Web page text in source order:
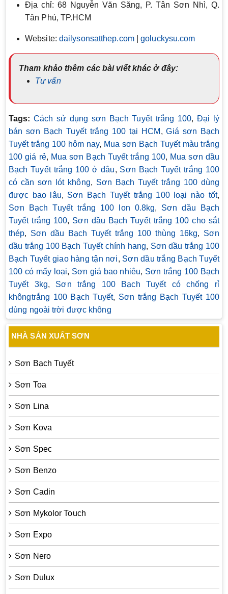
Địa chỉ: 68 Nguyễn Văn Săng, P. Tân Sơn Nhì, Q.
Tân Phú, TP.HCM
Website: dailysonsatthep.com|goluckysu.com
Tham khảo thêm các bài viết khác ở đây:
Tư vấn
Tags: Cách sử dụng sơn Bạch Tuyết trắng 100, Đại lý
bán sơn Bạch Tuyết trắng 100 tại HCM ,Giá sơn Bạch
Tuyết trắng 100 hôm nay, Mua sơn Bạch Tuyết màu trắng
100 giá rẻ, Mua sơn Bạch Tuyết trắng 100, Mua sơn dầu
Bạch Tuyết trắng 100 ở đâu, Sơn Bạch Tuyết trắng 100
có cần sơn lót không, Sơn Bạch Tuyết trắng 100 dùng
được bao lâu, Sơn Bạch Tuyết trắng 100 loại nào tốt,
Sơn Bạch Tuyết trắng 100 lon 0.8kg, Sơn dầu Bạch
Tuyết trắng 100, Sơn dầu Bạch Tuyết trắng 100 cho sắt
thép, Sơn dầu Bạch Tuyết trắng 100 thùng 16kg, Sơn
dầu trắng 100 Bạch Tuyết chính hang, Sơn dầu trắng 100
Bạch Tuyết giao hàng tận nơi, Sơn dầu trắng Bạch Tuyết
100 có mấy loại, Sơn giá bao nhiêu, Sơn trắng 100 Bạch
Tuyết 3kg, Sơn trắng 100 Bạch Tuyết có chống rỉ
khôngtrắng 100 Bạch Tuyết, Sơn trắng Bạch Tuyết 100
dùng ngoài trời được không
NHÀ SẢN XUẤT SƠN
Sơn Bạch Tuyết
Sơn Toa
Sơn Lina
Sơn Kova
Sơn Spec
Sơn Benzo
Sơn Cadin
Sơn Mykolor Touch
Sơn Expo
Sơn Nero
Sơn Dulux